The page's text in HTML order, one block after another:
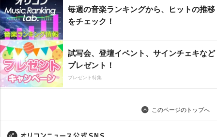
毎週の音楽ランキングから、ヒットの推移
をチェック！
試写会、登壇イベント、サインチェキなど
プレゼント！
プレゼント特集
このページのトップへ